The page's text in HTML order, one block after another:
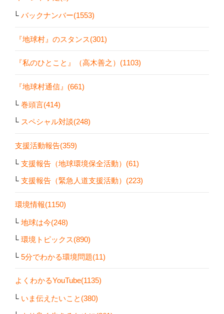
バックナンバー(1553)
『地球村』のスタンス(301)
『私のひとこと』（高木善之）(1103)
『地球村通信』(661)
巻頭言(414)
スペシャル対談(248)
支援活動報告(359)
支援報告（地球環境保全活動）(61)
支援報告（緊急人道支援活動）(223)
環境情報(1150)
地球は今(248)
環境トピックス(890)
5分でわかる環境問題(11)
よくわかるYouTube(1135)
いま伝えたいこと(380)